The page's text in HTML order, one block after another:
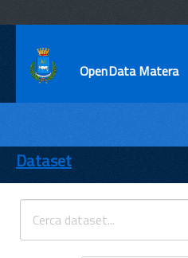
OpenData Matera
ENTI
TEMI
INFORMAZIONI
Dataset